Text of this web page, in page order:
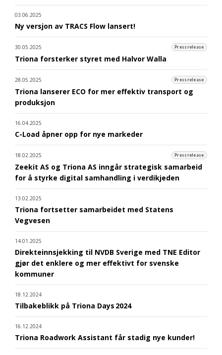
03.06.2025
Ny versjon av TRACS Flow lansert!
30.05.2025 Pressrelease
Triona forsterker styret med Halvor Walla
28.05.2025 Pressrelease
Triona lanserer ECO for mer effektiv transport og
produksjon
16.04.2025
C-Load åpner opp for nye markeder
18.02.2025 Pressrelease
Zeekit AS og Triona AS inngår strategisk samarbeid
for å styrke digital samhandling i verdikjeden
13.02.2025
Triona fortsetter samarbeidet med Statens
Vegvesen
14.01.2025
Direkteinnsjekking til NVDB Sverige med TNE Editor
gjør det enklere og mer effektivt for svenske
kommuner
18.12.2024
Tilbakeblikk på Triona Days 2024
16.12.2024
Triona Roadwork Assistant får stadig nye kunder!